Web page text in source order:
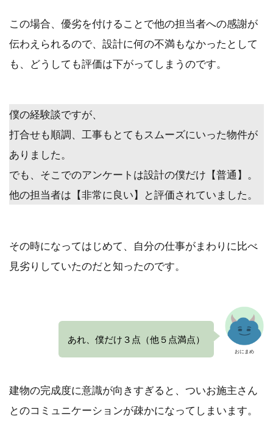
この場合、優劣を付けることで他の担当者への感謝が
伝わえられるので、設計に何の不満もなかったとして
も、どうしても評価は下がってしまうのです。
僕の経験談ですが、
打合せも順調、工事もとてもスムーズにいった物件が
ありました。
でも、そこでのアンケートは設計の僕だけ【普通】。
他の担当者は【非常に良い】と評価されていました。
その時になってはじめて、 自分の仕事がまわりに比べ
見劣りしていたのだと知ったのです。
おにまめ
あれ、僕だけ３点（他５点満点）
建物の完成度に意識が向きすぎると、ついお施主さん
とのコミュニケーションが疎かになってしまいます。